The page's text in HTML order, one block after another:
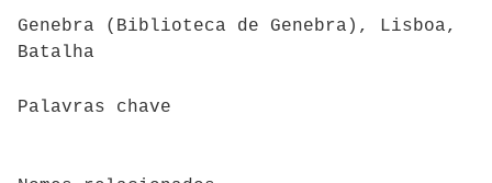
Genebra (Biblioteca de Genebra), Lisboa,
Batalha
Palavras chave